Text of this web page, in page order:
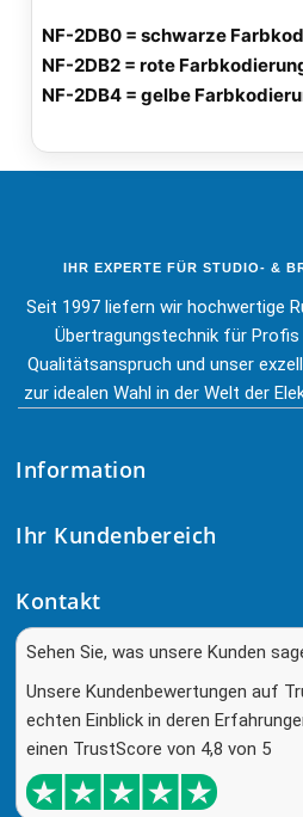
NF-2DB0 = schwarze
NF-2DB2 = rote
NF-2DB4 = gelbe
IHR EXPERTE FÜR STUDIO- &
Seit 1997 liefern wir hochwertige
Übertragungstechnik für Profis
Qualitätsanspruch und unser
zur idealen Wahl in der Welt der
Information
Ihr Kundenbereich
Kontakt
Sehen Sie, was unsere Kunden
Unsere Kundenbewertungen auf
echten Einblick in deren
einen TrustScore von 4,8 von 5